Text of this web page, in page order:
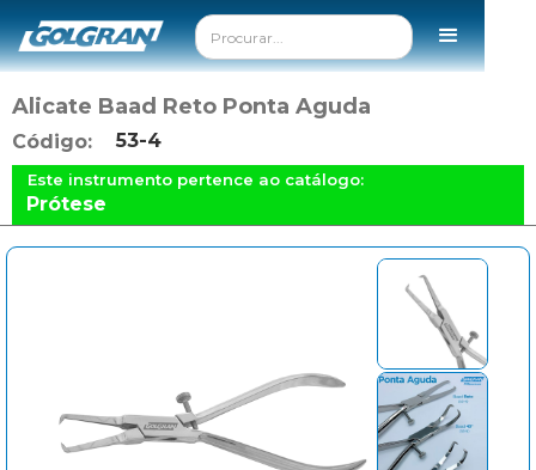
Alicate Baad Reto Ponta Aguda
Código: 53-4
Este instrumento pertence ao catálogo:
Prótese